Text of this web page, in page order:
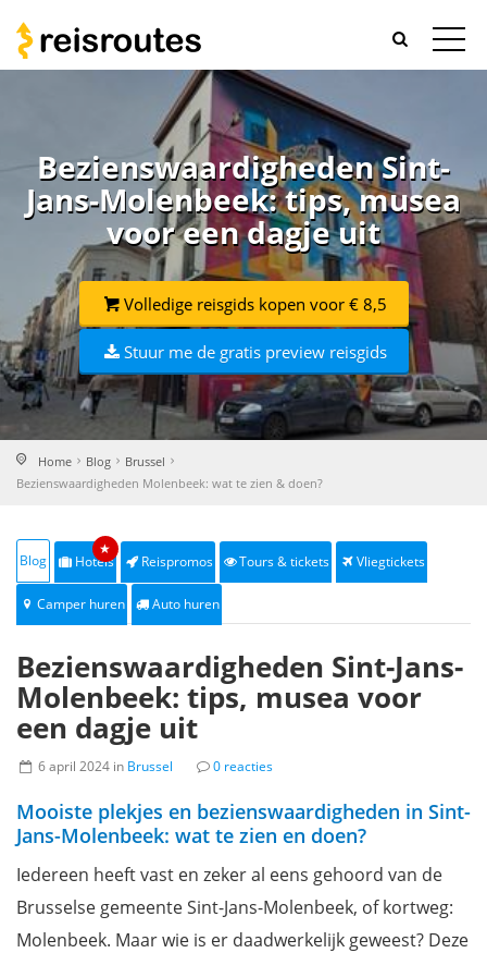
Bezienswaardigheden Sint-
Jans-Molenbeek: tips, musea
voor een dagje uit
Volledige reisgids kopen voor € 8,5
Stuur me de gratis preview reisgids
Home Blog
Brussel
Bezienswaardigheden Molenbeek: wat te zien & doen?
Blog Hotels
★
Reispromos Tours & tickets Vliegtickets
Camper huren Auto huren
Bezienswaardigheden Sint-Jans-
Molenbeek: tips, musea voor
een dagje uit
6 april 2024 in Brussel 0 reacties
Mooiste plekjes en bezienswaardigheden in Sint-
Jans-Molenbeek: wat te zien en doen?
Iedereen heeft vast en zeker al eens gehoord van de
Brusselse gemeente Sint-Jans-Molenbeek, of kortweg:
Molenbeek. Maar wie is er daadwerkelijk geweest? Deze